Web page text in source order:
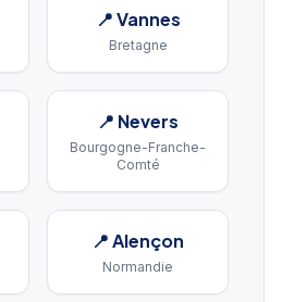
📍Vannes
Bretagne
📍 Nevers
Bourgogne-Franche-
Comté
📍Alençon
Normandie